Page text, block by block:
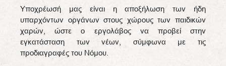
Υποχρέωσή μας είναι η αποξήλωση των ήδη
υπαρχόντων οργάνων στους χώρους των παιδικών
χαρών, ώστε ο εργολάβος να προβεί στην
εγκατάσταση των νέων, σύμφωνα με τις
προδιαγραφές του Νόμου.